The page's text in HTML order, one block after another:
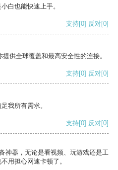
白也能快速上手。
支持[0] 反对[0]
供全球覆盖和最高安全性的连接。
支持[0] 反对[0]
我所有需求。
支持[0] 反对[0]
神器，无论是看视频、玩游戏还是工
用担心网速卡顿了。